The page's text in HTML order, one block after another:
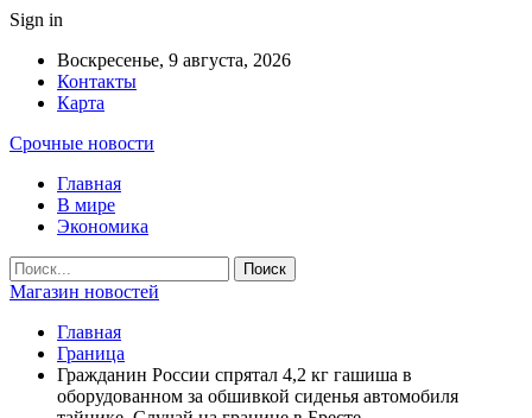
Sign in
Воскресенье, 9 августа, 2026
Контакты
Карта
Срочные новости
Главная
В мире
Экономика
Магазин новостей
Главная
Граница
Гражданин России спрятал 4,2 кг гашиша в
оборудованном за обшивкой сиденья автомобиля